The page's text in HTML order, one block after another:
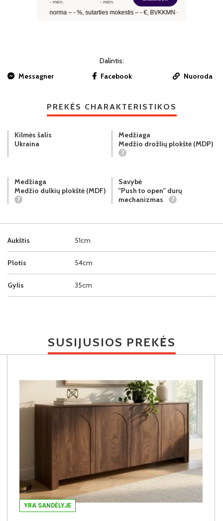
Dalintis:
Messagner
Facebook Nuoroda
PREKĖS CHARAKTERISTIKOS
Aukštis 51cm
Plotis 54cm
Gylis 35cm
Kilmės šalis
Ukraina
Medžiaga
Medžio drožlių plokštė (MDP)
?
Medžiaga
Medžio dulkių plokštė (MDF)
?
Savybė
"Push to open" durų
mechanizmas
?
SUSIJUSIOS PREKĖS
YRA SANDĖLYJE